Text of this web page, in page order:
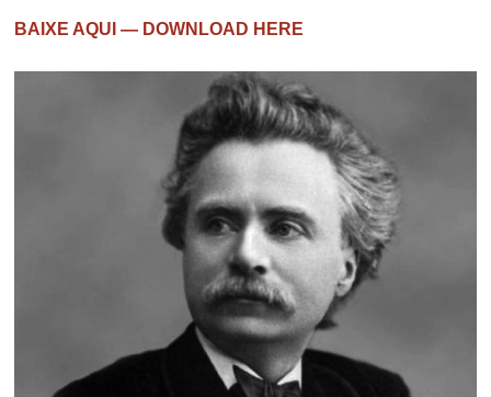
BAIXE AQUI — DOWNLOAD HERE